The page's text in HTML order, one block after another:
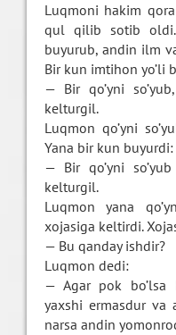
Luqmoni hakim
qul qilib sotib oldi.
buyurub, andin ilm
Bir kun imtihon yo’li
— Bir qo’yni
kelturgil.
Luqmon qo’yni
Yana bir kun buyurdi:
— Bir qo’yni
kelturgil.
Luqmon yana
xojasiga keltirdi.
— Bu qanday ishdir?
Luqmon dedi:
— Agar pok bo’lsa
yaxshi ermasdur va
narsa andin